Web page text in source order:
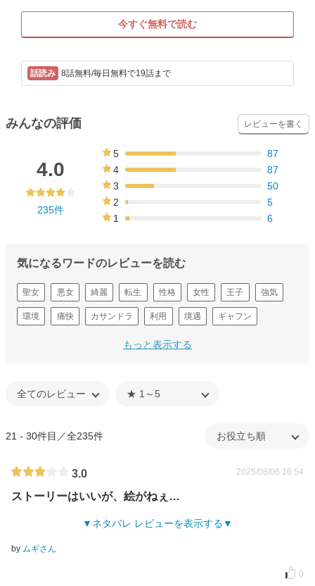
今すぐ無料で読む
8話無料/毎日無料で19話まで
みんなの評価 レビューを書く
4.0
235件
5
87
4
87
3
50
2
5
1
6
気になるワードのレビューを読む
聖女 悪女 綺麗 転生 性格 女性 王子 強気
環境 痛快 カサンドラ 利用 境遇 ギャフン
もっと表示する
21 - 30件目／全235件
3.0 2025/08/06 16:54
ストーリーはいいが、絵がねぇ…
ネタバレ レビューを表示する
by ムギさん
0